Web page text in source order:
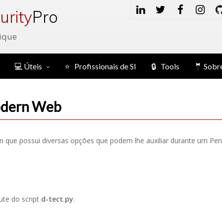
Pro
💻 Úteis ⭐ Profissionais de SI 🔒 Tools 🤵
Web
possui diversas opções que podem lhe auxiliar durante um
do script d-tect.py.